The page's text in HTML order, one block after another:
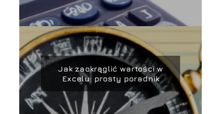
Jak zaokrąglić wartości w
Excelu: prosty poradnik